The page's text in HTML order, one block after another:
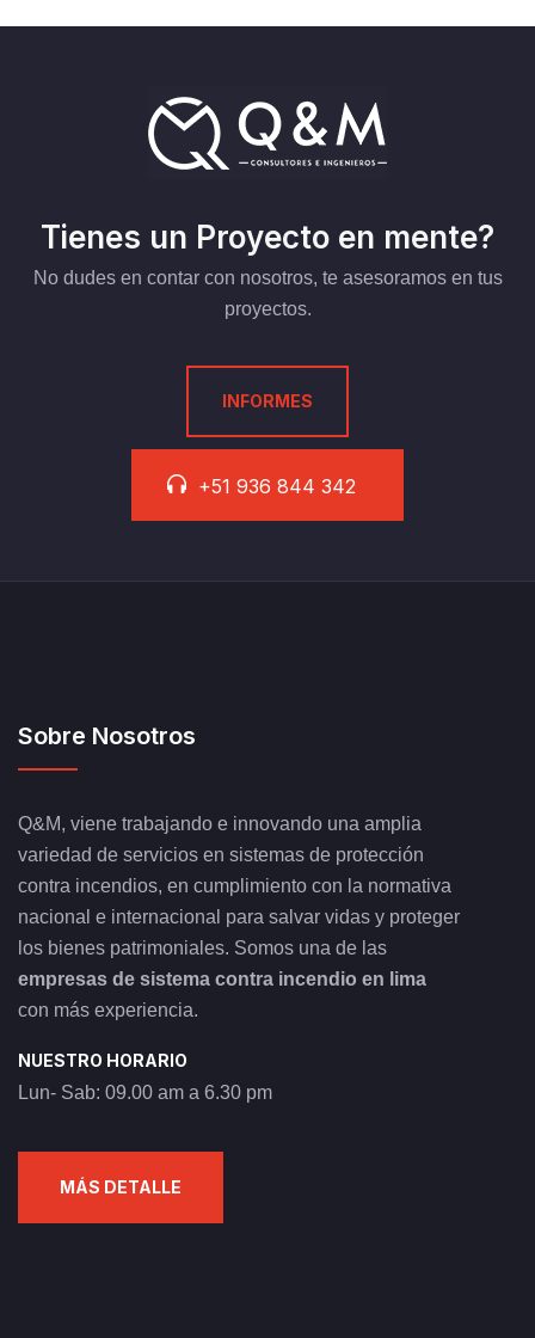
Tienes un Proyecto en mente?
No dudes en contar con nosotros, te asesoramos en tus
proyectos.
INFORMES
+51 936 844 342
Sobre Nosotros
Q&M, viene trabajando e innovando una amplia
variedad de servicios en sistemas de protección
contra incendios, en cumplimiento con la normativa
nacional e internacional para salvar vidas y proteger
los bienes patrimoniales. Somos una de las
empresas de sistema contra incendio en lima
con más experiencia.
NUESTRO HORARIO
Lun- Sab: 09.00 am a 6.30 pm
MÁS DETALLE